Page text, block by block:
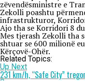
zëvendësministre e
Zekolli poashtu
infrastrukturor,
Ajo tha se Korridori 8
Mes tjerash Zekolli tha
shtuar se 600 milionë
Kërçovë-Ohër.
Related Topics:
Up Next
231 km/h, “Safe City”